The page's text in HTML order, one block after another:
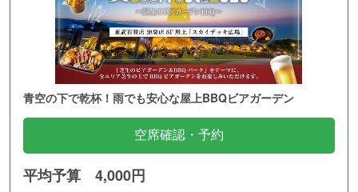
青空の下で乾杯！雨でも安心な屋上BBQビアガーデン
空席確認・予約
平均予算 4,000円